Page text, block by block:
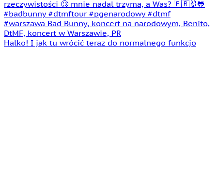
Halko! I jak tu wrócić teraz do normalnego funkcjo